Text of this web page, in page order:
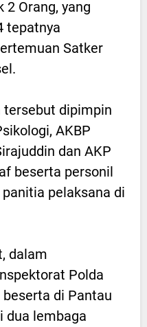
2 Orang, yang
tepatnya
Satker
tersebut dipimpin
AKBP
dan AKP
beserta personil
pelaksana di
dalam
Polda
di Pantau
dua lembaga